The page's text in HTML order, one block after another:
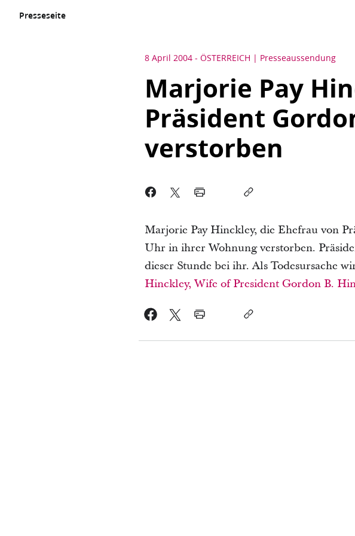
Presseseite
8 April 2004 - ÖSTERREICH Presseaussendung
Marjorie Pay
Präsident
verstorben
Marjorie Pay Hinckley, die Ehefrau von
Uhr in ihrer Wohnung verstorben.
dieser Stunde bei ihr. Als Todesursache
Hinckley, Wife of President Gordon B.